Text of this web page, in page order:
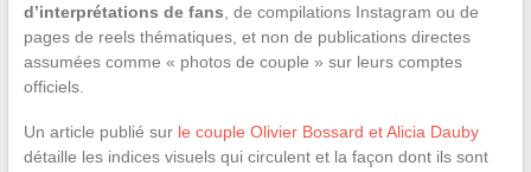
d’interprétations de fans , de compilations Instagram ou de
pages de reels thématiques, et non de publications directes
assumées comme « photos de couple » sur leurs comptes
officiels.
Un article publié sur le couple Olivier Bossard et Alicia Dauby
détaille les indices visuels qui circulent et la façon dont ils sont